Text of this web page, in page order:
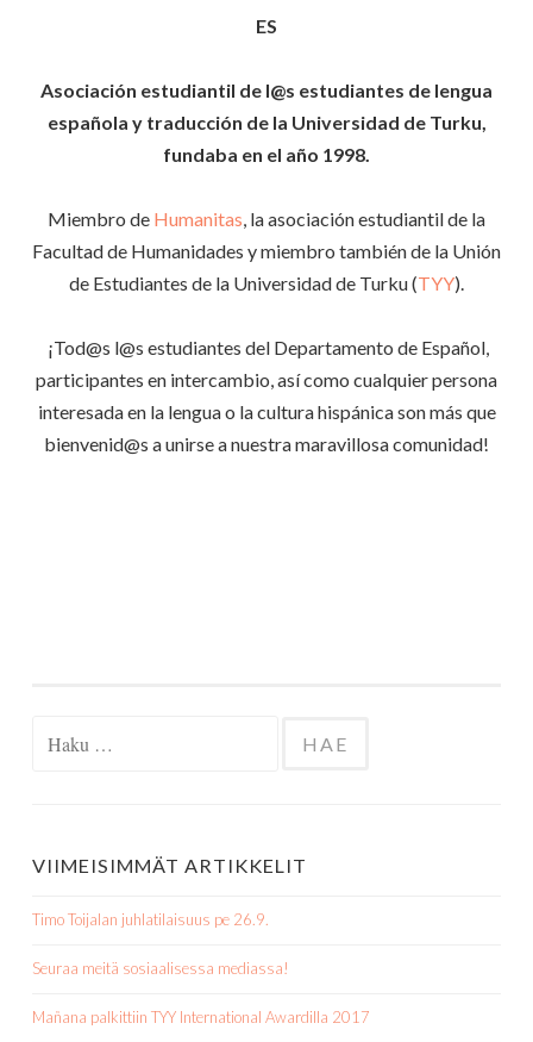
ES
Asociación estudiantil de l@s estudiantes de lengua
española y traducción de la Universidad de Turku,
fundaba en el año 1998.
Miembro de Humanitas, la asociación estudiantil de la
Facultad de Humanidades y miembro también de la Unión
de Estudiantes de la Universidad de Turku (TYY).
¡Tod@s l@s estudiantes del Departamento de Español,
participantes en intercambio, así como cualquier persona
interesada en la lengua o la cultura hispánica son más que
bienvenid@s a unirse a nuestra maravillosa comunidad!
VIIMEISIMMÄT ARTIKKELIT
Timo Toijalan juhlatilaisuus pe 26.9.
Seuraa meitä sosiaalisessa mediassa!
Mañana palkittiin TYY International Awardilla 2017